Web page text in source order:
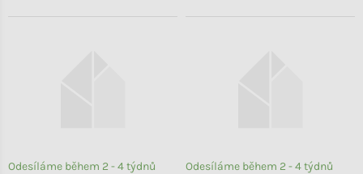
Odesíláme během 2 - 4 týdnů Odesíláme během 2 - 4 týdnů